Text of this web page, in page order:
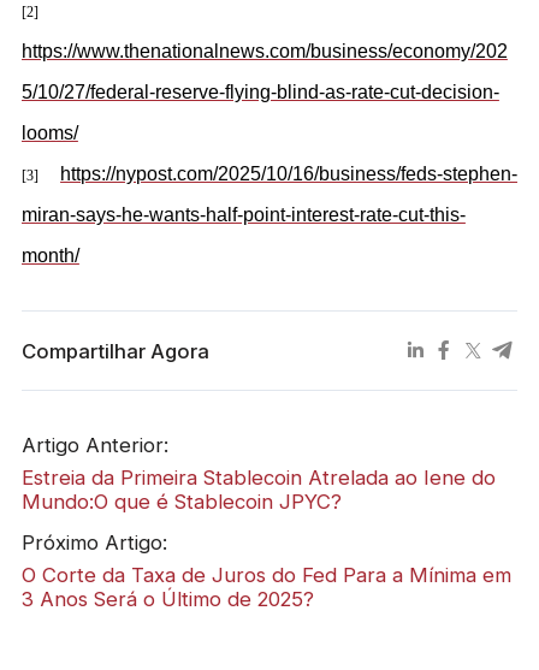
[2]
https://www.thenationalnews.com/business/economy/202
5/10/27/federal-reserve-flying-blind-as-rate-cut-decision-
looms/
[3]
https://nypost.com/2025/10/16/business/feds-stephen-
miran-says-he-wants-half-point-interest-rate-cut-this-
month/
Compartilhar Agora
Artigo Anterior:
Estreia da Primeira Stablecoin Atrelada ao Iene do
Mundo:O que é Stablecoin JPYC?
Próximo Artigo:
O Corte da Taxa de Juros do Fed Para a Mínima em
3 Anos Será o Último de 2025?